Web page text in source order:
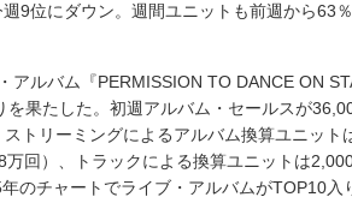
9位にダウン。週間ユニットも前週から63
ルバム『PERMISSION TO DANCE ON
を果たした。初週アルバム・セールスが
トリーミングによるアルバム換算ユニット
万回）、トラックによる換算ユニットは
のチャートでライブ・アルバムがTOP10入